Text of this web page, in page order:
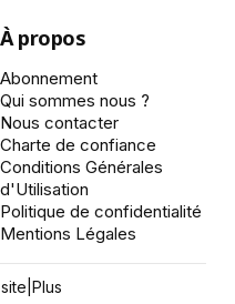
À propos
Abonnement
Qui sommes nous ?
Nous contacter
Charte de confiance
Conditions Générales
d'Utilisation
Politique de confidentialité
Mentions Légales
Plus